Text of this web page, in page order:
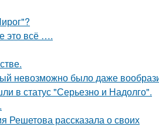
это всё ….
невозможно было даже
в статус "Серьезно и Надолго".
Решетова рассказала о своих